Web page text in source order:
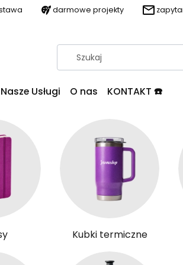
darmowe projekty
Nasze Usługi O nas KONTAKT ☎️
Kubki termiczne